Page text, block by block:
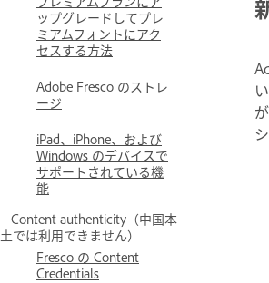
ップグレードしてプレ
ミアムフォントにアク
セスする方法
Adobe Fresco のストレ
ージ
iPad、iPhone、および
Windows のデバイスで
サポートされている機
能
Content authenticity（中国本
土では利用できません）
Fresco の Content
Credentials